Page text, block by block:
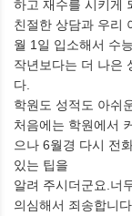
하고 재수를 시키게
친절한 상담과 우리
월 1일 입소해서 수
작년보다는 더 나은
다.
학원도 성적도 아쉬
처음에는 학원에서
으나 6월경 다시 전
있는 팁을
알려 주시더군요.너
의심해서 죄송합니